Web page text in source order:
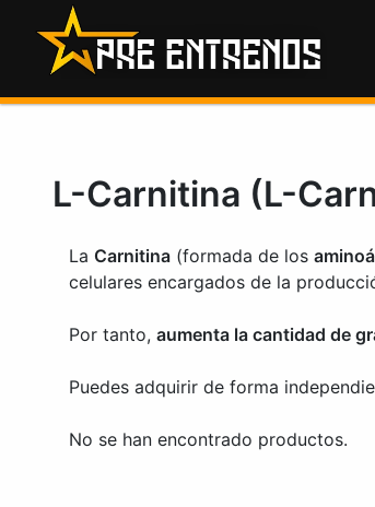
contenido
L-Carnitina (L-
La Carnitina (formada de los
celulares encargados de la
Por tanto, aumenta la cantidad de
Puedes adquirir de forma
No se han encontrado productos.